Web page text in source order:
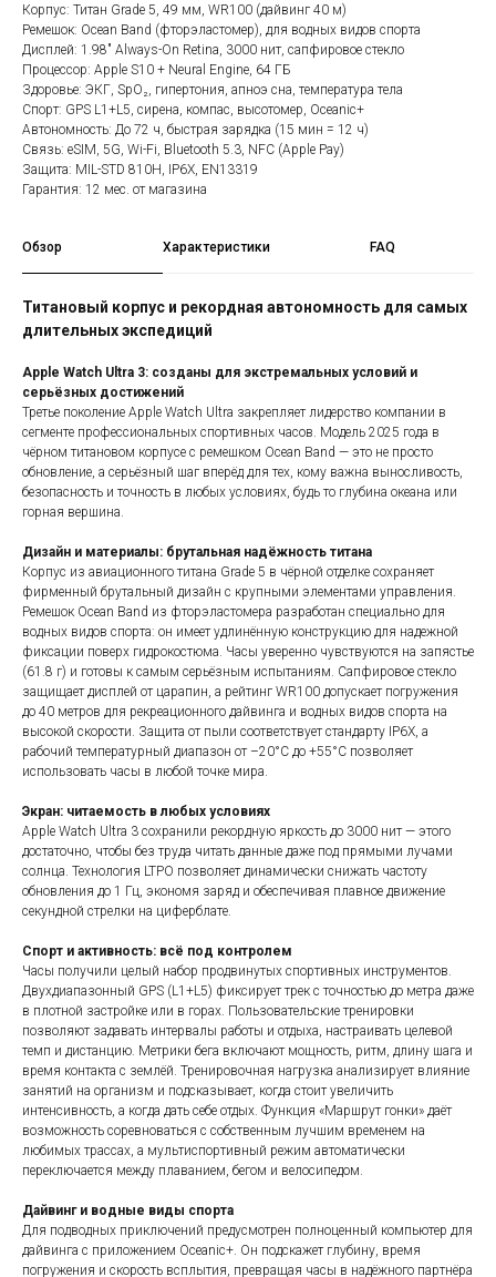
Корпус: Титан Grade 5, 49 мм, WR100 (дайвинг 40 м)
Ремешок: Ocean Band (фторэластомер), для водных видов спорта
Дисплей: 1.98" Always-On Retina, 3000 нит, сапфировое стекло
Процессор: Apple S10 + Neural Engine, 64 ГБ
Здоровье: ЭКГ, SpO₂, гипертония, апноэ сна, температура тела
Спорт: GPS L1+L5, сирена, компас, высотомер, Oceanic+
Автономность: До 72 ч, быстрая зарядка (15 мин = 12 ч)
Связь: eSIM, 5G, Wi-Fi, Bluetooth 5.3, NFC (Apple Pay)
Защита: MIL-STD 810H, IP6X, EN13319
Гарантия: 12 мес. от магазина
Обзор Характеристики FAQ
Титановый корпус и рекордная автономность для самых
длительных экспедиций
Apple Watch Ultra 3: созданы для экстремальных условий и
серьёзных достижений
Третье поколение Apple Watch Ultra закрепляет лидерство компании в
сегменте профессиональных спортивных часов. Модель 2025 года в
чёрном титановом корпусе с ремешком Ocean Band — это не просто
обновление, а серьёзный шаг вперёд для тех, кому важна выносливость,
безопасность и точность в любых условиях, будь то глубина океана или
горная вершина.
Дизайн и материалы: брутальная надёжность титана
Корпус из авиационного титана Grade 5 в чёрной отделке сохраняет
фирменный брутальный дизайн с крупными элементами управления.
Ремешок Ocean Band из фторэластомера разработан специально для
водных видов спорта: он имеет удлинённую конструкцию для надежной
фиксации поверх гидрокостюма. Часы уверенно чувствуются на запястье
(61.8 г) и готовы к самым серьёзным испытаниям. Сапфировое стекло
защищает дисплей от царапин, а рейтинг WR100 допускает погружения
до 40 метров для рекреационного дайвинга и водных видов спорта на
высокой скорости. Защита от пыли соответствует стандарту IP6X, а
рабочий температурный диапазон от –20°C до +55°C позволяет
использовать часы в любой точке мира.
Экран: читаемость в любых условиях
Apple Watch Ultra 3 сохранили рекордную яркость до 3000 нит — этого
достаточно, чтобы без труда читать данные даже под прямыми лучами
солнца. Технология LTPO позволяет динамически снижать частоту
обновления до 1 Гц, экономя заряд и обеспечивая плавное движение
секундной стрелки на циферблате.
Спорт и активность: всё под контролем
Часы получили целый набор продвинутых спортивных инструментов.
Двухдиапазонный GPS (L1+L5) фиксирует трек с точностью до метра даже
в плотной застройке или в горах. Пользовательские тренировки
позволяют задавать интервалы работы и отдыха, настраивать целевой
темп и дистанцию. Метрики бега включают мощность, ритм, длину шага и
время контакта с землёй. Тренировочная нагрузка анализирует влияние
занятий на организм и подсказывает, когда стоит увеличить
интенсивность, а когда дать себе отдых. Функция «Маршрут гонки» даёт
возможность соревноваться с собственным лучшим временем на
любимых трассах, а мультиспортивный режим автоматически
переключается между плаванием, бегом и велосипедом.
Дайвинг и водные виды спорта
Для подводных приключений предусмотрен полноценный компьютер для
дайвинга с приложением Oceanic+. Он подскажет глубину, время
погружения и скорость всплытия, превращая часы в надёжного партнёра